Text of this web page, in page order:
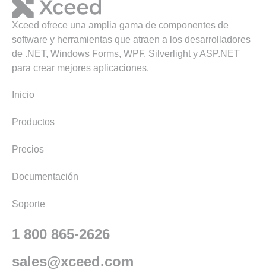
Xceed ofrece una amplia gama de componentes de
software y herramientas que atraen a los desarrolladores
de .NET, Windows Forms, WPF, Silverlight y ASP.NET
para crear mejores aplicaciones.
Inicio
Productos
Precios
Documentación
Soporte
1 800 865-2626
sales@xceed.com